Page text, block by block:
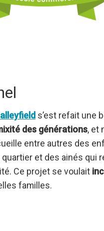
s’est refait une
des générations, et
entre autres des
et des ainés qui
Ce projet se voulait
familles.